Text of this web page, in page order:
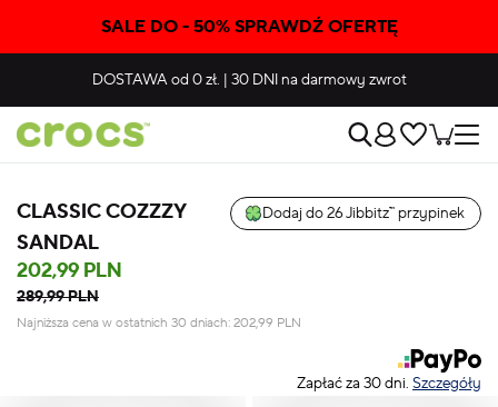
SALE DO - 50% SPRAWDŹ OFERTĘ
DOSTAWAod 0 zł. | 30 DNIna darmowy zwrot
CLASSIC COZZZY
SANDAL
Dodaj do 26 Jibbitz™ przypinek
202,99 PLN
289,99 PLN
Najniższa cena w ostatnich 30 dniach: 202,99 PLN
Zapłać za 30 dni. Szczegóły